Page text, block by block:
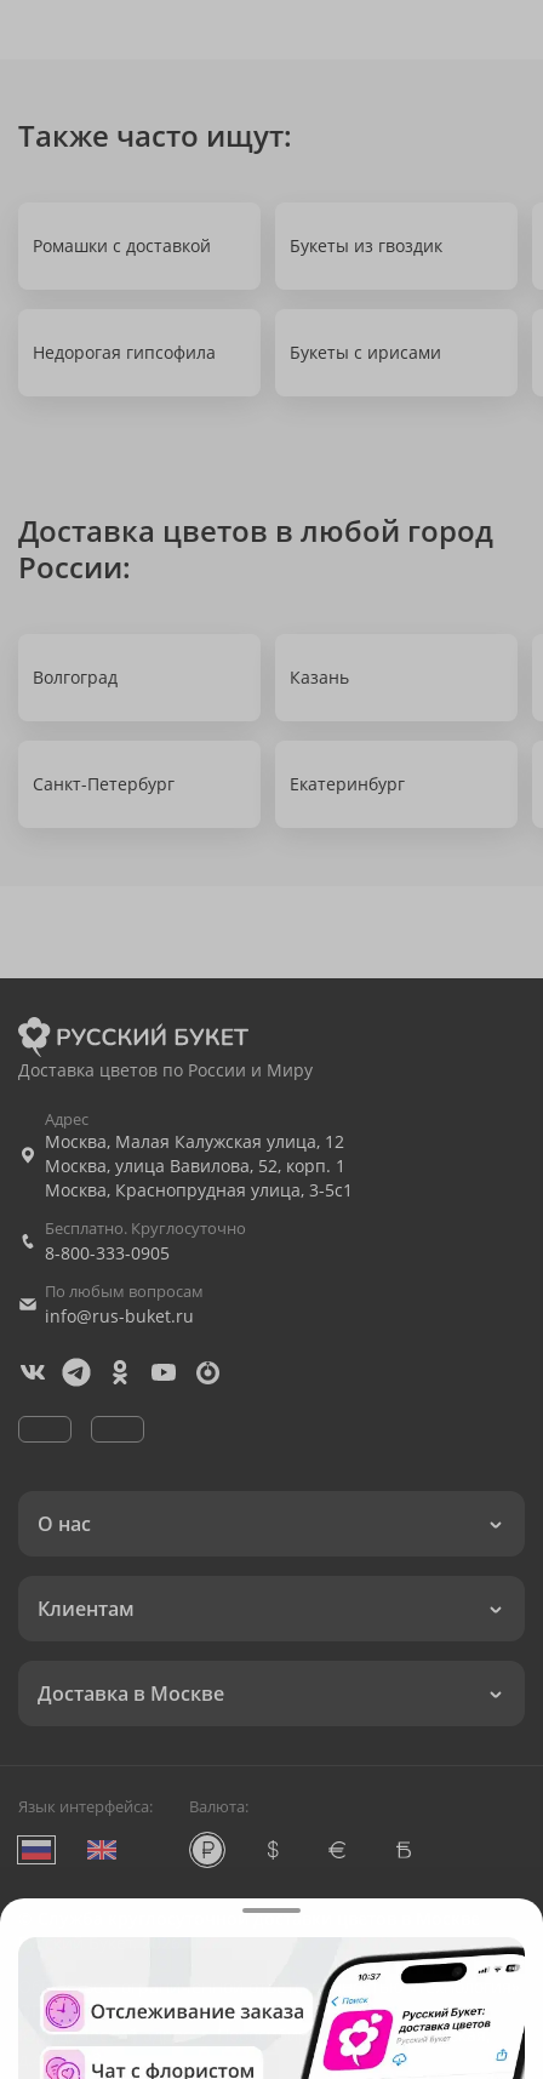
Также часто ищут:
Ромашки с доставкой Букеты из гвоздик
Недорогая гипсофила Букеты с ирисами
Доставка цветов в любой город
России:
Волгоград Казань
Санкт-Петербург Екатеринбург
Доставка цветов по России и Миру
Адрес
Москва, Малая Калужская улица, 12
Москва, улица Вавилова, 52, корп. 1
Москва, Краснопрудная улица, 3-5с1
Бесплатно. Круглосуточно
8-800-333-0905
По любым вопросам
info@rus-buket.ru
О нас
Клиентам
Доставка в Москве
Язык интерфейса: Валюта:
Служба круглосуточной доставки цветов в Москве
Русский Букет, 2026
Общество с ограниченной ответственностью «Технология»
ОГРН: 1195476081745, ИНН: 5410081997
Юридический адрес: г. Новосибирск, ул. Ипподромская,
д.42, оф. 3